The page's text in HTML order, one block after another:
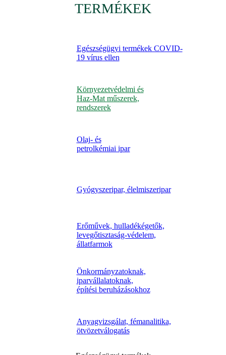
TERMÉKEK
Egészségügyi termékek COVID-
19 vírus ellen
Környezetvédelmi és
Haz-Mat műszerek,
rendszerek
Olaj- és
petrolkémiai ipar
Gyógyszeripar, élelmiszeripar
Erőművek, hulladékégetők,
levegőtisztaság-védelem,
állatfarmok
Önkormányzatoknak,
iparvállalatoknak,
építési beruházásokhoz
Anyagvizsgálat, fémanalitika,
ötvözetválogatás